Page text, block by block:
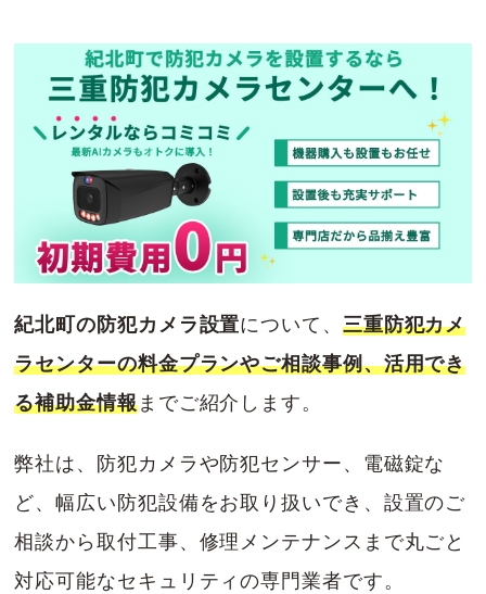
紀北町の防犯カメラ設置について、 三重防犯カメ
ラセンターの料金プランやご相談事例、活用でき
る補助金情報までご紹介します。
弊社は、防犯カメラや防犯センサー、電磁錠な
ど、幅広い防犯設備をお取り扱いでき、設置のご
相談から取付工事、修理メンテナンスまで丸ごと
対応可能なセキュリティの専門業者です。